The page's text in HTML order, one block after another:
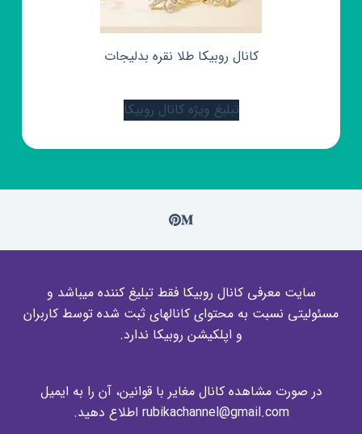
کانال روبیکا طلا نقره بدلیجات
تبلیغ ویژه کانال روبیکا
سایت معرفی کانال روبیکا فقط تبلیغ کننده میباشد و
مسئولیتی نسبت به محتوای کانالهای ثبت شده توسط کاربران
و اپلکیشن روبیکا ندارد.
در صورت مشاهده کانال مغایر با قوانین، آن را به ایمیل
rubikachannel@gmail.com اطلاع دهید.